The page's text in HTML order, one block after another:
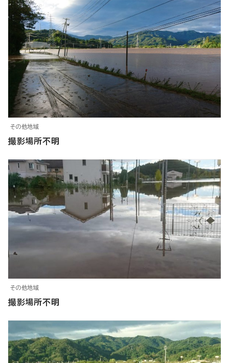
その他地域
撮影場所不明
その他地域
撮影場所不明